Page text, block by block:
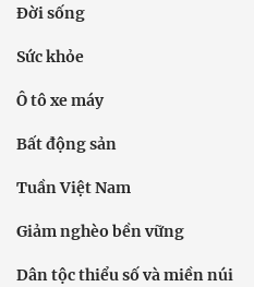
Đời sống
Sức khỏe
Ô tô xe máy
Bất động sản
Tuần Việt Nam
Giảm nghèo bền vững
Dân tộc thiểu số và miền núi